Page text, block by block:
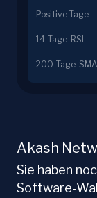
Positive Tage
14-Tage-RSI
200-Tage-SMA
Akash
Sie haben
Software-